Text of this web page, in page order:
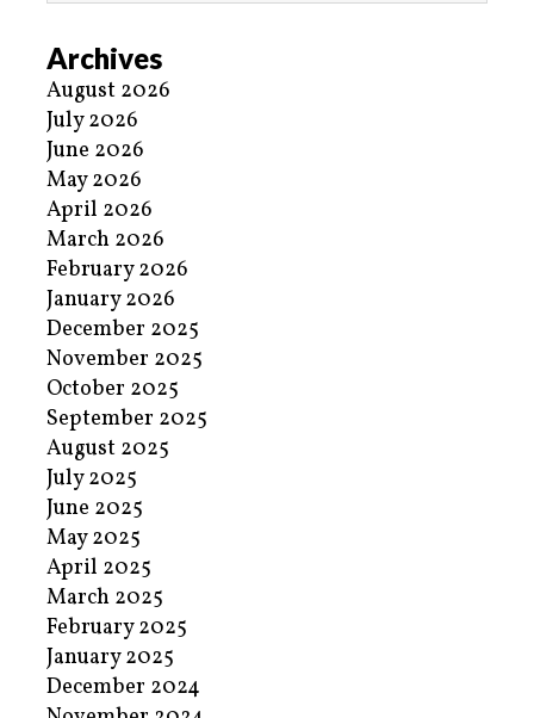
Archives
August 2026
July 2026
June 2026
May 2026
April 2026
March 2026
February 2026
January 2026
December 2025
November 2025
October 2025
September 2025
August 2025
July 2025
June 2025
May 2025
April 2025
March 2025
February 2025
January 2025
December 2024